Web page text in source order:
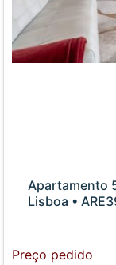
Apartamento
Lisboa •
Preço pedido